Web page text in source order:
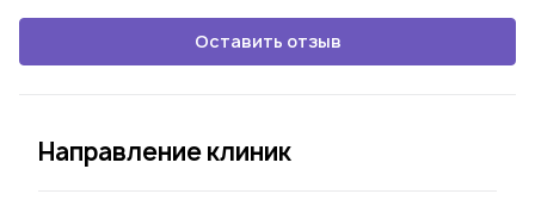
Оставить отзыв
Направление клиник